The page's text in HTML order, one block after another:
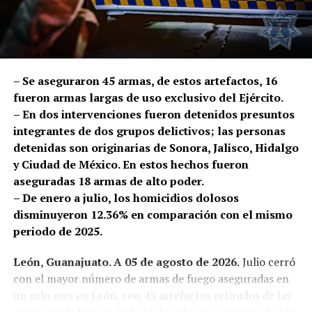
Los oficiales le cerraron el paso al conductor y le
solicitaron descender de la unidad. Conforme a
protocolo, se realizó una inspección, en la que fueron
localizados 50 mil pesos en efectivo.
Los afectados reconocieron al hombre como el presunto
responsable, por lo que fue detenido Rodrigo Israel “N”
y puesto a disposición de la Fiscalía General del Estado,
autoridad que dará seguimiento y determinará su
situación jurídica.
En lo que va del año, la Policía de León ha brindado 1 mil
389 acompañamientos bancarios a ciudadanos que
solicitan apoyo para trasladarse hacia o desde una
sucursal bancaria. Febrero registró el mayor número,
con 212 servicios, mientras que en julio se realizaron
193 acompañamientos.
– Se aseguraron 45 armas, de estos artefactos, 16
fueron armas largas de uso exclusivo del Ejército.
– En dos intervenciones fueron detenidos presuntos
integrantes de dos grupos delictivos; las personas
detenidas son originarias de Sonora, Jalisco, Hidalgo
y Ciudad de México. En estos hechos fueron
aseguradas 18 armas de alto poder.
– De enero a julio, los homicidios dolosos
disminuyeron 12.36% en comparación con el mismo
periodo de 2025.
León, Guanajuato. A 05 de agosto de 2026.Julio cerró
con el mayor número de armas de fuego aseguradas en
un solo mes en León, con 45 artefactos retirados de las